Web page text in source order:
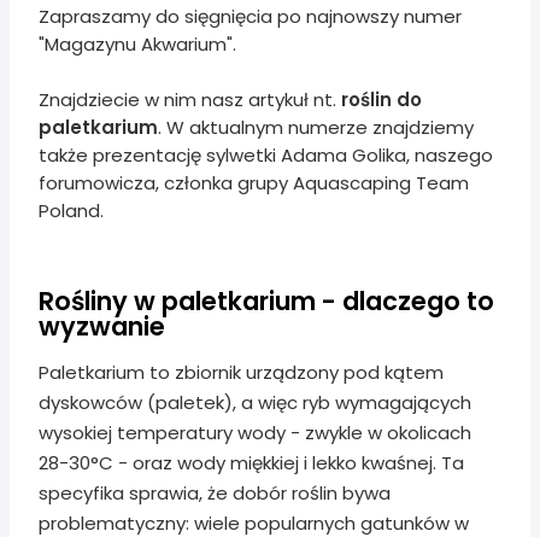
Zapraszamy do sięgnięcia po najnowszy numer
"Magazynu Akwarium".
Znajdziecie w nim nasz artykuł nt. roślin do
paletkarium. W aktualnym numerze znajdziemy
także prezentację sylwetki Adama Golika, naszego
forumowicza, członka grupy Aquascaping Team
Poland.
Rośliny w paletkarium - dlaczego to
wyzwanie
Paletkarium to zbiornik urządzony pod kątem
dyskowców (paletek), a więc ryb wymagających
wysokiej temperatury wody - zwykle w okolicach
28-30°C - oraz wody miękkiej i lekko kwaśnej. Ta
specyfika sprawia, że dobór roślin bywa
problematyczny: wiele popularnych gatunków w